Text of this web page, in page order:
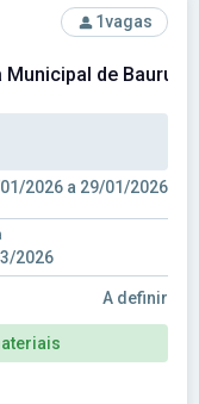
- Prefeitura Municipal
1vagas
de Bauru-
2026 a 29/01/2026
2026
A definir